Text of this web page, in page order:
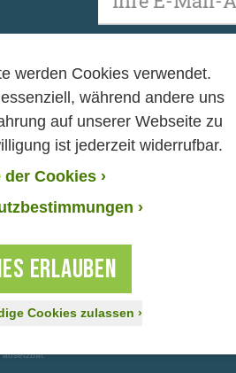
werden Cookies verwendet.
während andere uns
auf unserer Webseite zu
ist jederzeit widerrufbar.
der Cookies ›
›
ERLAUBEN
Cookies zulassen ›
Unsere Newsletter enthalten
zu Anmeldung, Abmeldung,
off Nature
Helfen
›
› Mitglied werden
› BN Stiftung
Naturschutz ist laut Bescheid mit der Steuernummer
und Gewerbesteuer befreit. Ihre
absetzbar.